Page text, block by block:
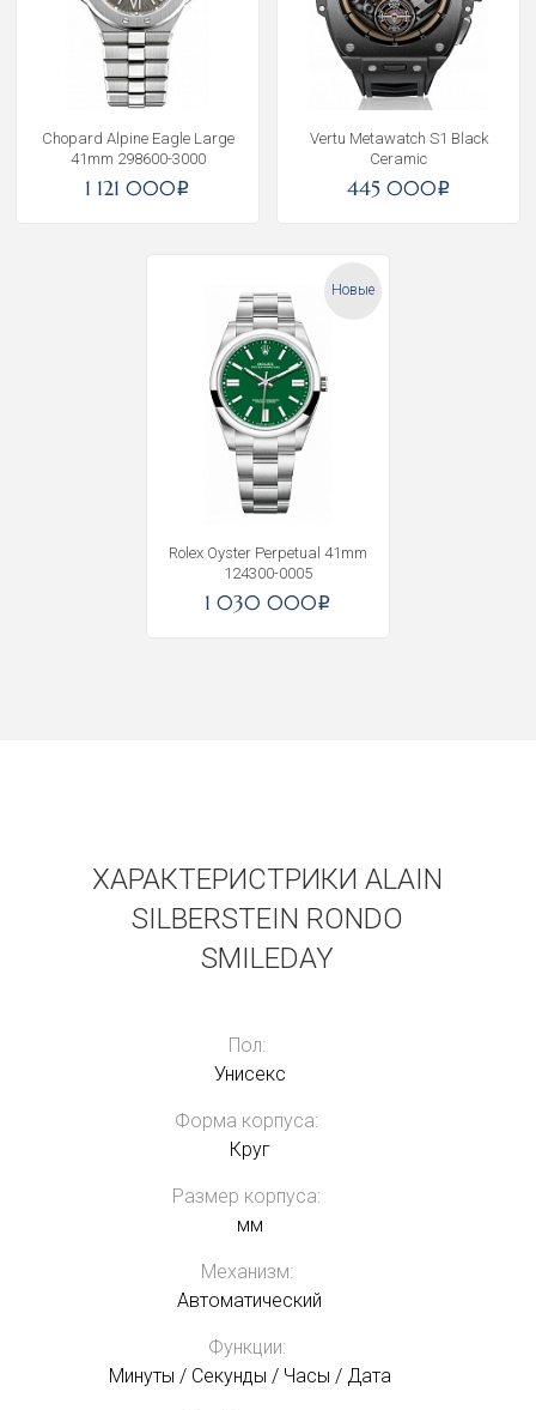
Chopard Alpine Eagle Large
41mm 298600-3000
1 121 000i
Vertu Metawatch S1 Black
Ceramic
445 000i
Новые
Rolex Oyster Perpetual 41mm
124300-0005
1 030 000i
ХАРАКТЕРИСТРИКИ ALAIN
SILBERSTEIN RONDO
SMILEDAY
Пол:
Унисекс
Форма корпуса:
Круг
Размер корпуса:
мм
Механизм:
Автоматический
Функции:
Минуты / Секунды / Часы / Дата
Получать на почту